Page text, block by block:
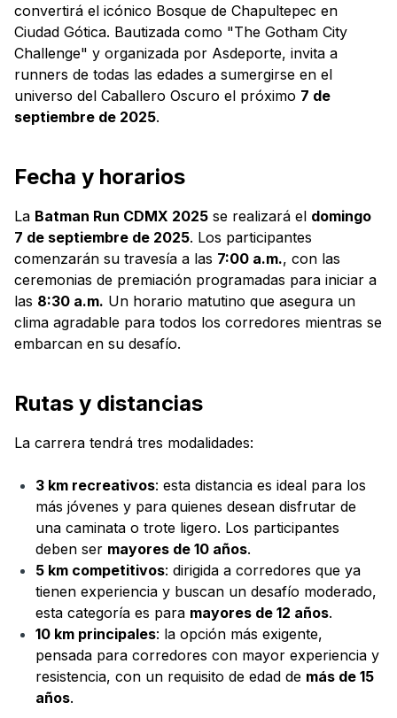
convertirá el icónico Bosque de Chapultepec en
Ciudad Gótica. Bautizada como "The Gotham City
Challenge" y organizada por Asdeporte, invita a
runners de todas las edades a sumergirse en el
universo del Caballero Oscuro el próximo 7 de
septiembre de 2025.
Fecha y horarios
La Batman Run CDMX 2025 se realizará el domingo
7 de septiembre de 2025. Los participantes
comenzarán su travesía a las 7:00 a.m., con las
ceremonias de premiación programadas para iniciar a
las 8:30 a.m. Un horario matutino que asegura un
clima agradable para todos los corredores mientras se
embarcan en su desafío.
Rutas y distancias
La carrera tendrá tres modalidades:
3 km recreativos: esta distancia es ideal para los
más jóvenes y para quienes desean disfrutar de
una caminata o trote ligero. Los participantes
deben ser mayores de 10 años.
5 km competitivos: dirigida a corredores que ya
tienen experiencia y buscan un desafío moderado,
esta categoría es para mayores de 12 años.
10 km principales: la opción más exigente,
pensada para corredores con mayor experiencia y
resistencia, con un requisito de edad de más de 15
años.